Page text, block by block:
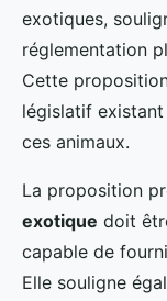
exotiques,
réglementation
Cette
législatif
ces animaux.
La proposition
exotique doit
capable de
Elle souligne